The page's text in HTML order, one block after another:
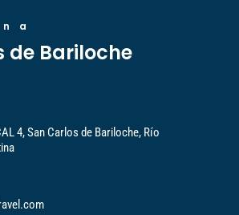
de Bariloche
4, San Carlos de Bariloche, Río